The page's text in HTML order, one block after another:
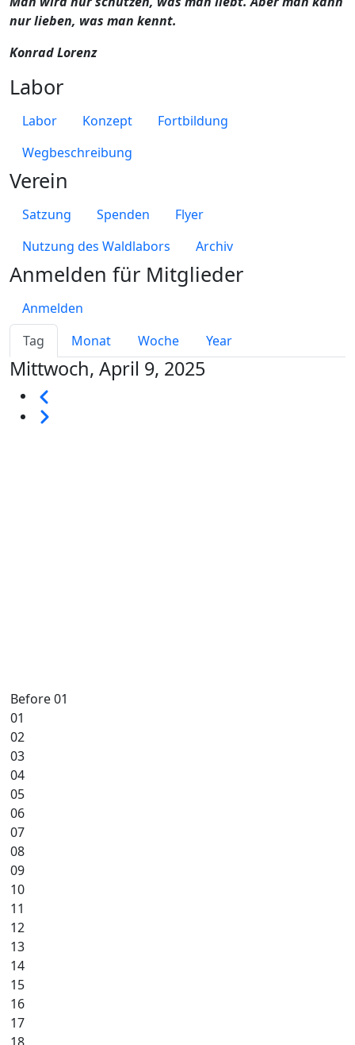
Primary tabs
Tag Monat Woche Year
Mittwoch, April 9, 2025
Seitennummerierung
Weiter
Before 01
01
02
03
04
05
06
07
08
09
10
11
12
13
14
15
16
17
nur lieben, was man kennt.
Konrad Lorenz
Labor
Labor Konzept
Fortbildung
Wegbeschreibung
Verein
Satzung Spenden
Flyer
Nutzung des Waldlabors
Archiv
Anmelden für Mitglieder
Anmelden